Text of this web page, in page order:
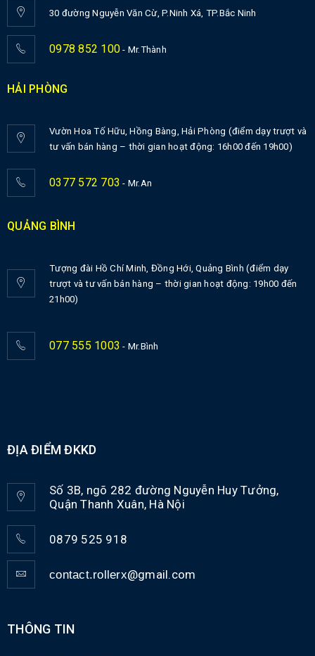
30 đường Nguyễn Văn Cừ, P.Ninh Xá, TP.Bắc Ninh
0978 852 100 - Mr.Thành
HẢI PHÒNG
Vườn Hoa Tố Hữu, Hồng Bàng, Hải Phòng (điểm dạy trượt và
tư vấn bán hàng – thời gian hoạt động: 16h00 đến 19h00)
0377 572 703 - Mr.An
QUẢNG BÌNH
Tượng đài Hồ Chí Minh, Đồng Hới, Quảng Bình (điểm dạy
trượt và tư vấn bán hàng – thời gian hoạt động: 19h00 đến
21h00)
077 555 1003 - Mr.Bình
ĐỊA ĐIỂM ĐKKD
Số 3B, ngõ 282 đường Nguyễn Huy Tưởng,
Quận Thanh Xuân, Hà Nội
0879 525 918
contact.rollerx@gmail.com
THÔNG TIN